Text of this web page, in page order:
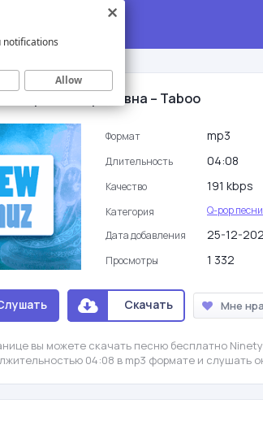
ft. Ирина Кайратовна – Taboo
Формат mp3
Длительность 04:08
Качество 191 kbps
Категория
Q-pop песни
Дата добавления
25-12-
Просмотры 1 332
Скачать Мне
вы можете скачать песню бесплатно
04:08 в mp3 формате и слушать
notifications
Allow